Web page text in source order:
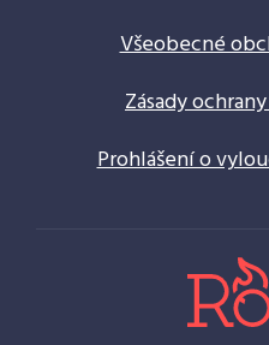
Všeobecné
Zásady
Prohlášení o